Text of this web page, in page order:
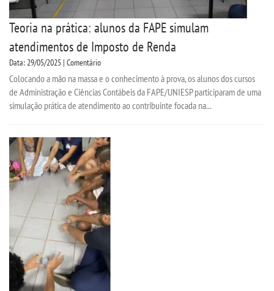
Teoria na prática: alunos da FAPE simulam
atendimentos de Imposto de Renda
Data: 29/05/2025 | Comentário
Colocando a mão na massa e o conhecimento à prova, os alunos dos cursos
de Administração e Ciências Contábeis da FAPE/UNIESP participaram de uma
simulação prática de atendimento ao contribuinte focada na...